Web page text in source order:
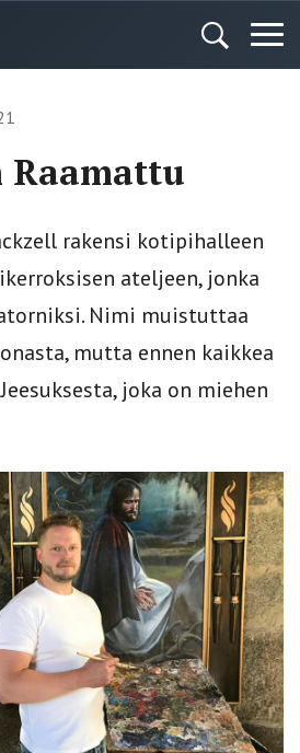
rakensi kotipihalleen
ateljeen, jonka
Nimi muistuttaa
mutta ennen kaikkea
joka on miehen